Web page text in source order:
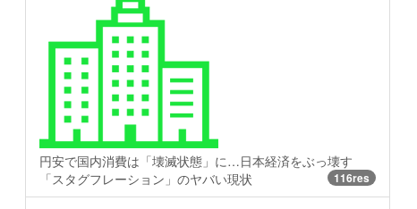
円安で国内消費は「壊滅状態」に…日本経済をぶっ壊す
「スタグフレーション」のヤバい現状
116res